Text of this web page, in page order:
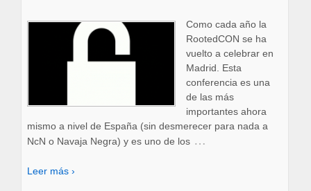
Como cada año la
RootedCON se ha
vuelto a celebrar en
Madrid. Esta
conferencia es una
de las más
importantes ahora
mismo a nivel de España (sin desmerecer para nada a
NcN o Navaja Negra) y es uno de los …
Leer más ›